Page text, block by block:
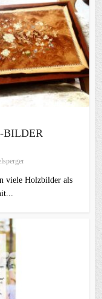
BILDER
viele Holzbilder als